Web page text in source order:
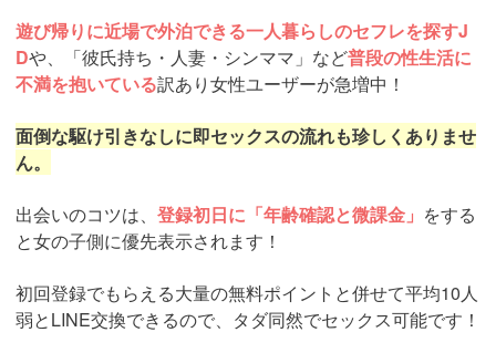
遊び帰りに近場で外泊できる一人暮らしのセフレを探すJ
Dや、「彼氏持ち・人妻・シンママ」など普段の性生活に
不満を抱いている訳あり女性ユーザーが急増中！
面倒な駆け引きなしに即セックスの流れも珍しくありませ
ん。
出会いのコツは、 登録初日に「年齢確認と微課金」 をする
と女の子側に優先表示されます！
初回登録でもらえる大量の無料ポイントと併せて平均10人
弱とLINE交換できるので、タダ同然でセックス可能です！